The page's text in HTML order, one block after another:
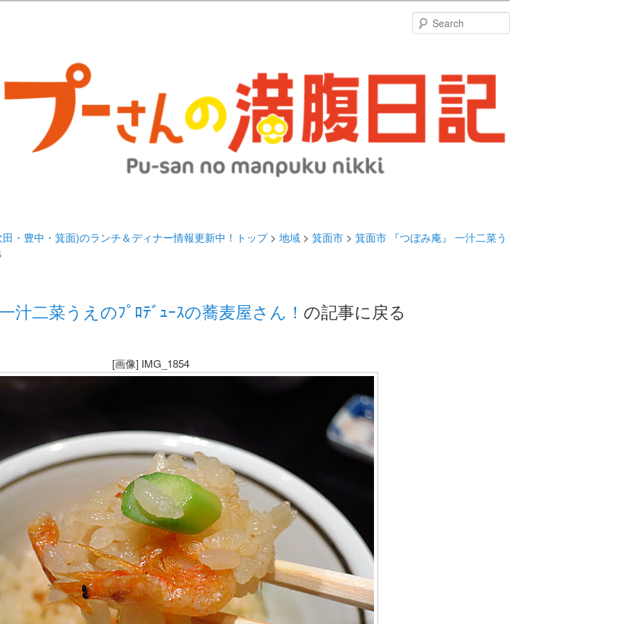
ンチ＆ディナー情報更新中！
・豊中・箕面)のランチ＆ディナー情報更新中！トップ> 地域> 箕面市> 箕面市 『つぼみ庵』 一汁二菜う
汁二菜うえのﾌﾟﾛﾃﾞｭｰｽの蕎麦屋さん！ の記事に戻る
[画像] IMG_1854